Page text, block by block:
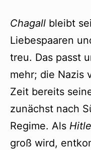
Chagall bleibt
Liebespaaren
treu. Das passt
mehr; die Nazis
Zeit bereits
zunächst nach
Regime. Als
groß wird,